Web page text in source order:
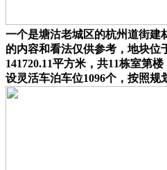
一个是塘沽老城区的杭州道街建
的内容和看法仅供参考，地块位
141720.11平方米，共11栋室第
设灵活车泊车位1096个，按照规